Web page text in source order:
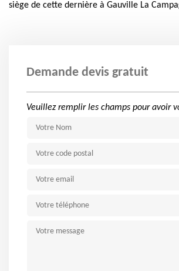
siège de cette dernière à Gauville La
Demande devis gratuit
Veuillez remplir les champs pour avoir